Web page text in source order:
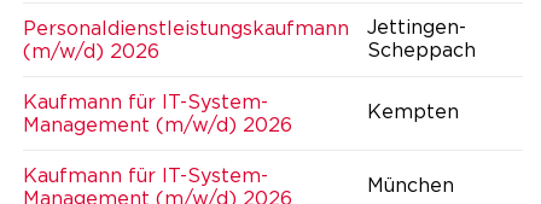
Personaldienstleistungskaufmann
(m/w/d) 2026
Jettingen-
Scheppach
Kaufmann für IT-System-
Management (m/w/d) 2026
Kempten
Kaufmann für IT-System-
Management (m/w/d) 2026
München